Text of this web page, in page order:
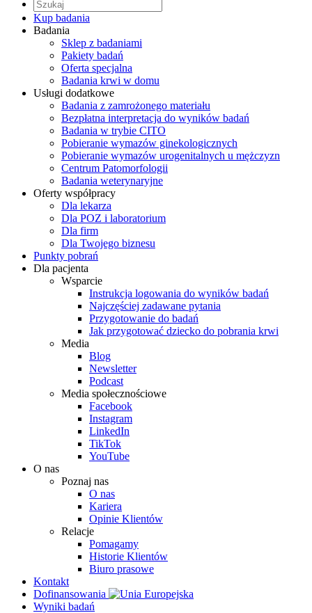
Kup badania
Badania
Sklep z badaniami
Pakiety badań
Oferta specjalna
Badania krwi w domu
Usługi dodatkowe
Badania z zamrożonego materiału
Bezpłatna interpretacja do wyników badań
Badania w trybie CITO
Pobieranie wymazów ginekologicznych
Pobieranie wymazów urogenitalnych u mężczyzn
Centrum Patomorfologii
Badania weterynaryjne
Oferty współpracy
Dla lekarza
Dla POZ i laboratorium
Dla firm
Dla Twojego biznesu
Punkty pobrań
Dla pacjenta
Wsparcie
Instrukcja logowania do wyników badań
Najczęściej zadawane pytania
Przygotowanie do badań
Jak przygotować dziecko do pobrania krwi
Media
Blog
Newsletter
Podcast
Media społecznościowe
Facebook
Instagram
LinkedIn
TikTok
YouTube
O nas
Poznaj nas
O nas
Kariera
Opinie Klientów
Relacje
Pomagamy
Historie Klientów
Biuro prasowe
Kontakt
Dofinansowania
Wyniki badań